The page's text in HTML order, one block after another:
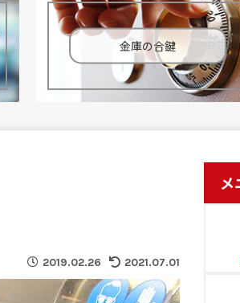
金庫の合鍵
2019.02.26 2021.07.01
メ